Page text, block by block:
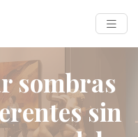
sombras
sin